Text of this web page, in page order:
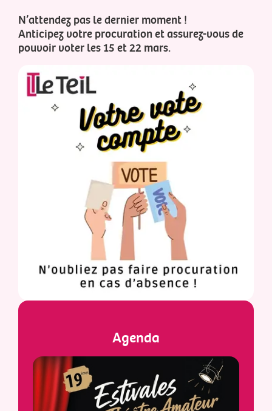
N’attendez pas le dernier moment !
Anticipez votre procuration et assurez-vous de
pouvoir voter les 15 et 22 mars.
Agenda